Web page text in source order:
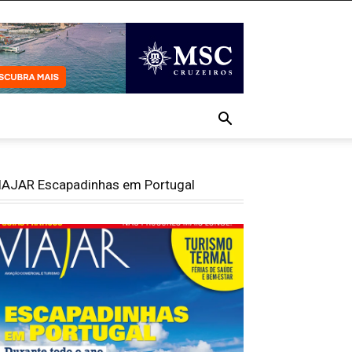
Escapadinhas em Portugal